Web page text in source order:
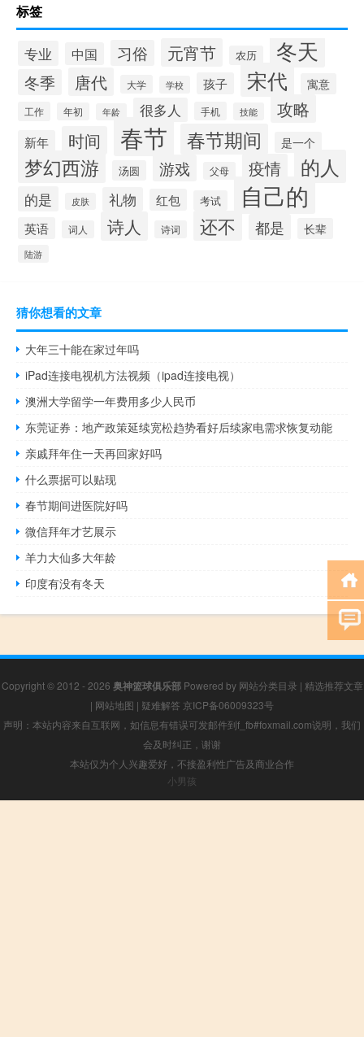
标签
专业 中国 习俗 元宵节 农历 冬天
冬季 唐代 大学 学校 孩子 宋代 寓意
工作 年初 年龄 很多人 手机 技能 攻略
新年 时间 春节 春节期间 是一个
梦幻西游 汤圆 游戏 父母 疫情 的人
的是 皮肤 礼物 红包 考试 自己的
英语 词人 诗人 诗词 还不 都是 长辈
陆游
猜你想看的文章
大年三十能在家过年吗
iPad连接电视机方法视频（ipad连接电视）
澳洲大学留学一年费用多少人民币
东莞证券：地产政策延续宽松趋势看好后续家电需求恢复动能
亲戚拜年住一天再回家好吗
什么票据可以贴现
春节期间进医院好吗
微信拜年才艺展示
羊力大仙多大年龄
印度有没有冬天
Copyright © 2012 - 2026 奥神篮球俱乐部Powered by 网站分类目录 | 精选推荐文章
| 网站地图 | 疑难解答 京ICP备06009323号
声明：本站内容来自互联网，如信息有错误可发邮件到f_fb#foxmail.com说明，我们
会及时纠正，谢谢
本站仅为个人兴趣爱好，不接盈利性广告及商业合作
小男孩